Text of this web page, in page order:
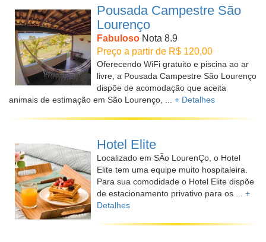
Pousada Campestre São
Lourenço
Fabuloso Nota 8.9
Preço a partir de R$ 120,00
Oferecendo WiFi gratuito e piscina ao ar
livre, a Pousada Campestre São Lourenço
dispõe de acomodação que aceita
animais de estimação em São Lourenço, ... + Detalhes
Hotel Elite
Localizado em SÃo LourenÇo, o Hotel
Elite tem uma equipe muito hospitaleira.
Para sua comodidade o Hotel Elite dispõe
de estacionamento privativo para os ... +
Detalhes